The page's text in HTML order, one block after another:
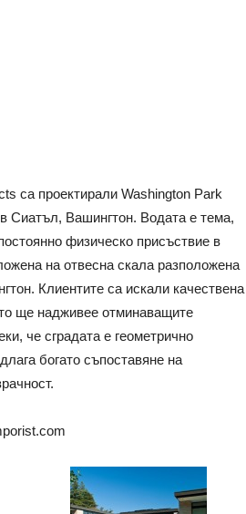
са проектирали Washington Park
Сиатъл, Вашингтон. Водата е тема,
физическо присъствие в
на отвесна скала разположена
Клиентите са искали качествена
ще надживее отминаващите
че сградата е геометрично
богато съпоставяне на